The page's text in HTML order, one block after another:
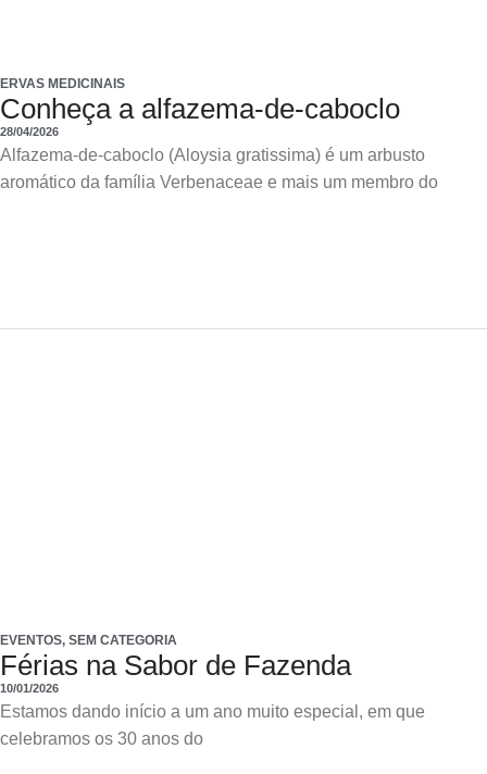
ERVAS MEDICINAIS
Conheça a alfazema-de-caboclo
28/04/2026
Alfazema-de-caboclo (Aloysia gratissima) é um arbusto
aromático da família Verbenaceae e mais um membro do
EVENTOS, SEM CATEGORIA
Férias na Sabor de Fazenda
10/01/2026
Estamos dando início a um ano muito especial, em que
celebramos os 30 anos do